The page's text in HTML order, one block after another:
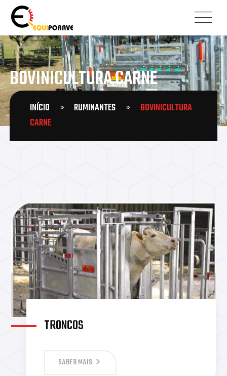
BOVINICULTURA CARNE
INÍCIO RUMINANTES
BOVINICULTURA
CARNE
TRONCOS
SABER MAIS